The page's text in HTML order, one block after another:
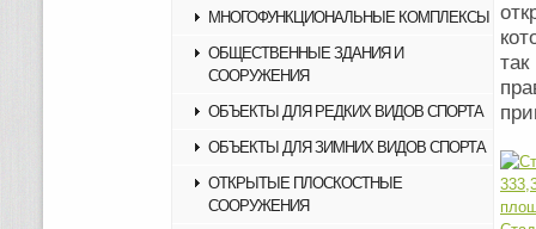
МНОГОФУНКЦИОНАЛЬНЫЕ КОМПЛЕКСЫ
ОБЩЕСТВЕННЫЕ ЗДАНИЯ И
СООРУЖЕНИЯ
ОБЪЕКТЫ ДЛЯ РЕДКИХ ВИДОВ СПОРТА
ОБЪЕКТЫ ДЛЯ ЗИМНИХ ВИДОВ СПОРТА
ОТКРЫТЫЕ ПЛОСКОСТНЫЕ
СООРУЖЕНИЯ